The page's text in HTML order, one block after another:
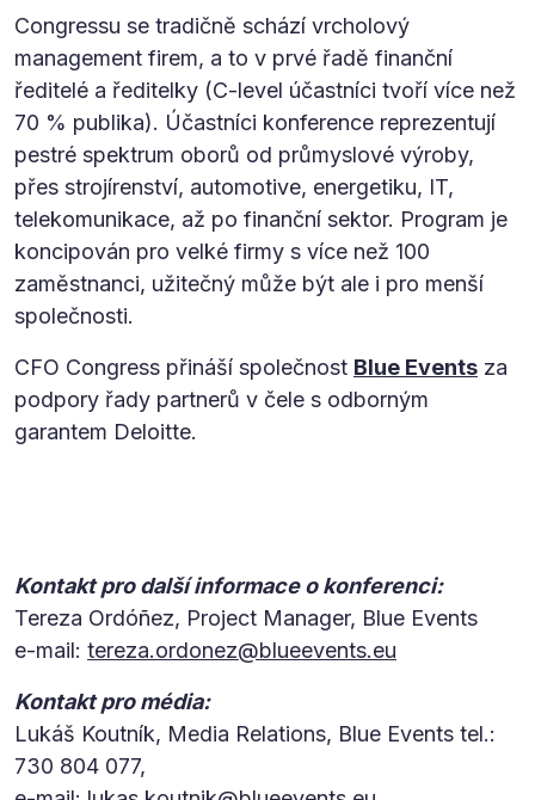
Congressu se tradičně schází vrcholový
management firem, a to v prvé řadě finanční
ředitelé a ředitelky (C-level účastníci tvoří více než
70 % publika). Účastníci konference reprezentují
pestré spektrum oborů od průmyslové výroby,
přes strojírenství, automotive, energetiku, IT,
telekomunikace, až po finanční sektor. Program je
koncipován pro velké firmy s více než 100
zaměstnanci, užitečný může být ale i pro menší
společnosti.
CFO Congress přináší společnost Blue Events za
podpory řady partnerů v čele s odborným
garantem Deloitte.
Kontakt pro další informace o konferenci:
Tereza Ordóñez, Project Manager, Blue Events
e-mail: tereza.ordonez@blueevents.eu
Kontakt pro média:
Lukáš Koutník, Media Relations, Blue Events tel.:
730 804 077,